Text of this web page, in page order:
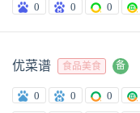
0
0 0
优菜谱 食品美食 备
0 0 0